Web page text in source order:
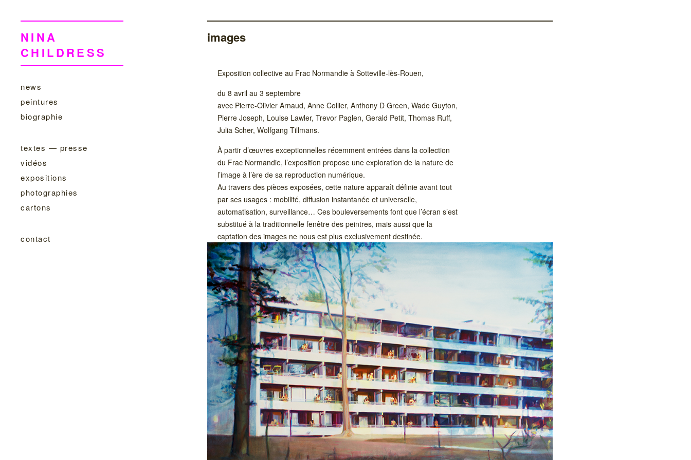
NINA
CHILDRESS
news
peintures
biographie
textes — presse
vidéos
expositions
photographies
cartons
contact
images
Exposition collective au Frac Normandie à Sotteville-lès-Rouen,
du 8 avril au 3 septembre
avec Pierre-Olivier Arnaud, Anne Collier, Anthony D Green, Wade Guyton,
Pierre Joseph, Louise Lawler, Trevor Paglen, Gerald Petit, Thomas Ruff,
Julia Scher, Wolfgang Tillmans.
À partir d’œuvres exceptionnelles récemment entrées dans la collection
du Frac Normandie, l’exposition propose une exploration de la nature de
l’image à l’ère de sa reproduction numérique.
Au travers des pièces exposées, cette nature apparaît définie avant tout
par ses usages : mobilité, diffusion instantanée et universelle,
automatisation, surveillance… Ces bouleversements font que l’écran s’est
substitué à la traditionnelle fenêtre des peintres, mais aussi que la
captation des images ne nous est plus exclusivement destinée.